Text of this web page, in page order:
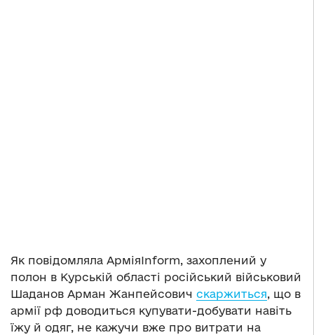
Як повідомляла АрміяInform, захоплений у
полон в Курській області російський військовий
Шаданов Арман Жанпейсович скаржиться, що в
армії рф доводиться купувати-добувати навіть
їжу й одяг, не кажучи вже про витрати на